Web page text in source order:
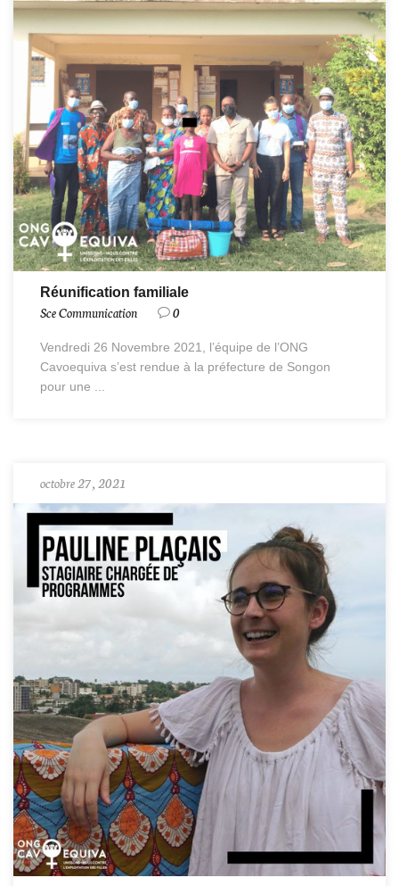
Réunification familiale
Sce Communication 0
Vendredi 26 Novembre 2021, l’équipe de l’ONG
Cavoequiva s’est rendue à la préfecture de Songon
pour une ...
octobre 27, 2021